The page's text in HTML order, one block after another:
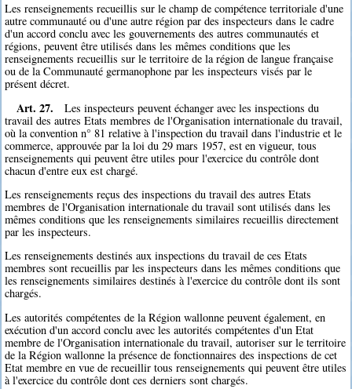
Les renseignements recueillis sur le champ de compétence territoriale d'une
autre communauté ou d'une autre région par des inspecteurs dans le cadre
d'un accord conclu avec les gouvernements des autres communautés et
régions, peuvent être utilisés dans les mêmes conditions que les
renseignements recueillis sur le territoire de la région de langue française
ou de la Communauté germanophone par les inspecteurs visés par le
présent décret.
Art. 27.
Les inspecteurs peuvent échanger avec les inspections du
travail des autres Etats membres de l'Organisation internationale du travail,
où la convention n° 81 relative à l'inspection du travail dans l'industrie et le
commerce, approuvée par la loi du 29 mars 1957, est en vigueur, tous
renseignements qui peuvent être utiles pour l'exercice du contrôle dont
chacun d'entre eux est chargé.
Les renseignements reçus des inspections du travail des autres Etats
membres de l'Organisation internationale du travail sont utilisés dans les
mêmes conditions que les renseignements similaires recueillis directement
par les inspecteurs.
Les renseignements destinés aux inspections du travail de ces Etats
membres sont recueillis par les inspecteurs dans les mêmes conditions que
les renseignements similaires destinés à l'exercice du contrôle dont ils sont
chargés.
Les autorités compétentes de la Région wallonne peuvent également, en
exécution d'un accord conclu avec les autorités compétentes d'un Etat
membre de l'Organisation internationale du travail, autoriser sur le territoire
de la Région wallonne la présence de fonctionnaires des inspections de cet
Etat membre en vue de recueillir tous renseignements qui peuvent être utiles
à l'exercice du contrôle dont ces derniers sont chargés.